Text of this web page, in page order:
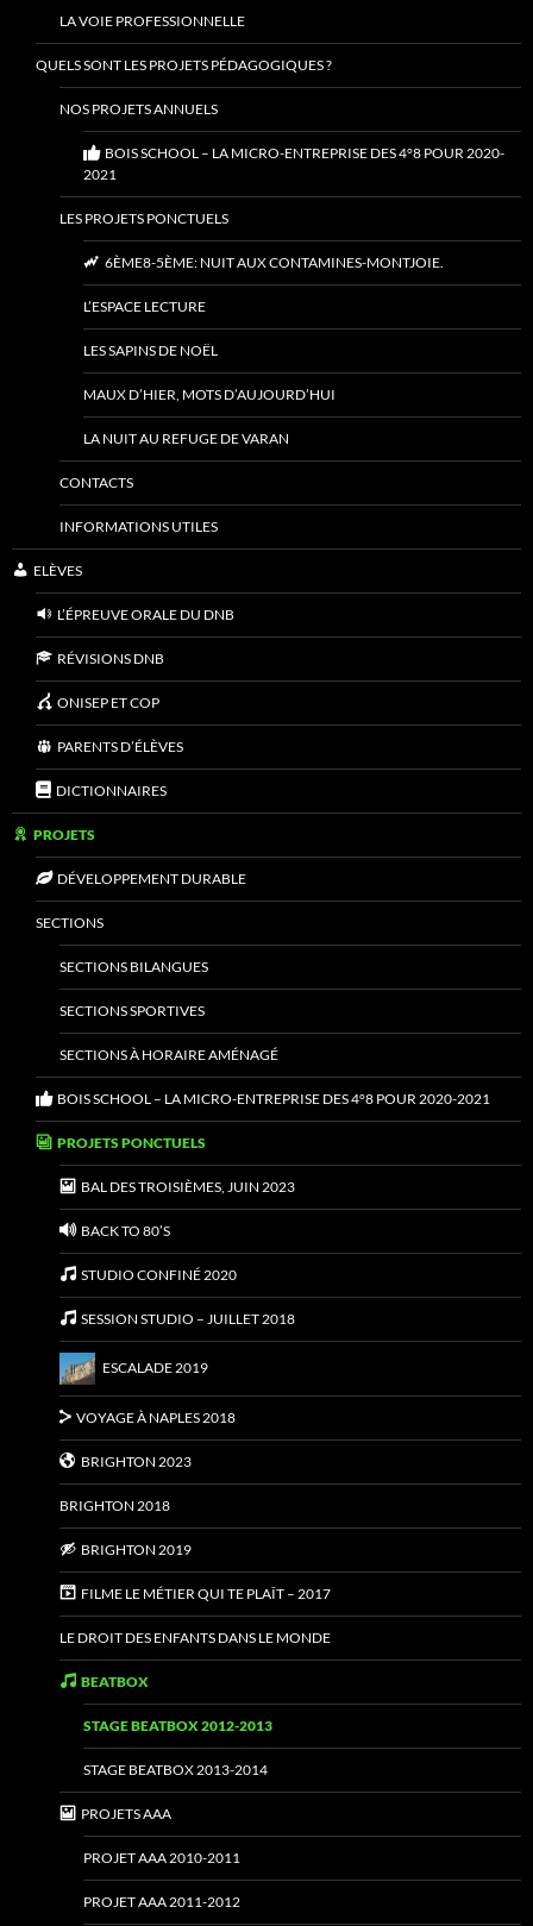
LA VOIE PROFESSIONNELLE
QUELS SONT LES PROJETS PÉDAGOGIQUES ?
NOS PROJETS ANNUELS
BOIS SCHOOL – LA MICRO-ENTREPRISE DES 4°8 POUR 2020-
2021
LES PROJETS PONCTUELS
6ÈME8-5ÈME: NUIT AUX CONTAMINES-MONTJOIE.
L’ESPACE LECTURE
LES SAPINS DE NOËL
MAUX D’HIER, MOTS D’AUJOURD’HUI
LA NUIT AU REFUGE DE VARAN
CONTACTS
INFORMATIONS UTILES
ELÈVES
L’ÉPREUVE ORALE DU DNB
RÉVISIONS DNB
ONISEP ET COP
PARENTS D’ÉLÈVES
DICTIONNAIRES
PROJETS
DÉVELOPPEMENT DURABLE
SECTIONS
SECTIONS BILANGUES
SECTIONS SPORTIVES
SECTIONS À HORAIRE AMÉNAGÉ
BOIS SCHOOL – LA MICRO-ENTREPRISE DES 4°8 POUR 2020-2021
PROJETS PONCTUELS
BAL DES TROISIÈMES, JUIN 2023
BACK TO 80’S
STUDIO CONFINÉ 2020
SESSION STUDIO – JUILLET 2018
ESCALADE 2019
VOYAGE À NAPLES 2018
BRIGHTON 2023
BRIGHTON 2018
BRIGHTON 2019
FILME LE MÉTIER QUI TE PLAÎT – 2017
LE DROIT DES ENFANTS DANS LE MONDE
BEATBOX
STAGE BEATBOX 2012-2013
STAGE BEATBOX 2013-2014
PROJETS AAA
PROJET AAA 2010-2011
PROJET AAA 2011-2012